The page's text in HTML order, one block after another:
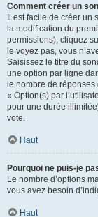
Comment créer un
Il est facile de créer un
la modification du
permissions), cliquez
le voyez pas, vous
Saisissez le titre du
une option par ligne
le nombre de réponses
« Option(s) par
pour une durée
vote.
Haut
Pourquoi ne puis-je
Le nombre d’options
vous avez besoin
Haut